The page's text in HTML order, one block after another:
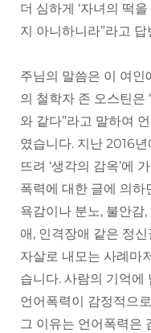
더 심하게 ‘자녀의 떡
지 아니하니라”라고
주님의 말씀은 이 여
의 철학자 존 오스틴은
와 같다”라고 말하여
였습니다. 지난 2016
뜨려 ‘생각의 감옥’에
폭력에 대한 글에 의하
욕감이나 분노, 불안감
애, 인격장애 같은 정
자살로 내모는 사례마
습니다. 사람의 기억에
언어폭력이 감정적으
그 이유는 언어폭력은